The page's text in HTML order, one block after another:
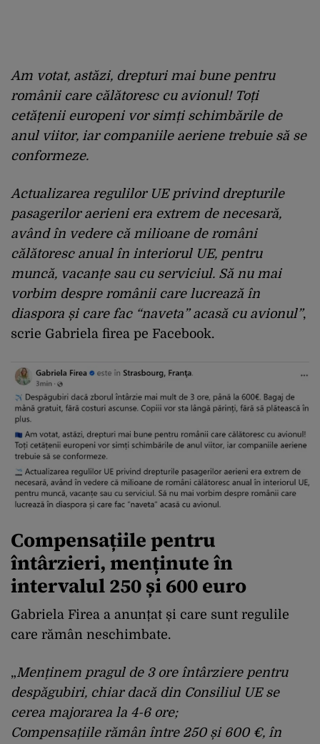
Am votat, astăzi, drepturi mai bune pentru
românii care călătoresc cu avionul! Toți
cetățenii europeni vor simți schimbările de
anul viitor, iar companiile aeriene trebuie să se
conformeze.
Actualizarea regulilor UE privind drepturile
pasagerilor aerieni era extrem de necesară,
având în vedere cămilioane de români
călătoresc anual în interiorul UE, pentru
muncă, vacanțe sau cu serviciul. Să nu mai
vorbim despre românii care lucrează în
diaspora și care fac “naveta” acasă cu avionul”,
scrie Gabriela firea pe Facebook.
Compensațiile pentru
întârzieri, menținute în
intervalul 250 și 600 euro
Gabriela Firea a anunțat și care sunt regulile
care rămân neschimbate.
„Menținem pragul de 3 ore întârziere pentru
despăgubiri, chiar dacă din Consiliul UE se
cerea majorarea la 4-6 ore;
Compensațiile rămân între 250 și 600 €, în